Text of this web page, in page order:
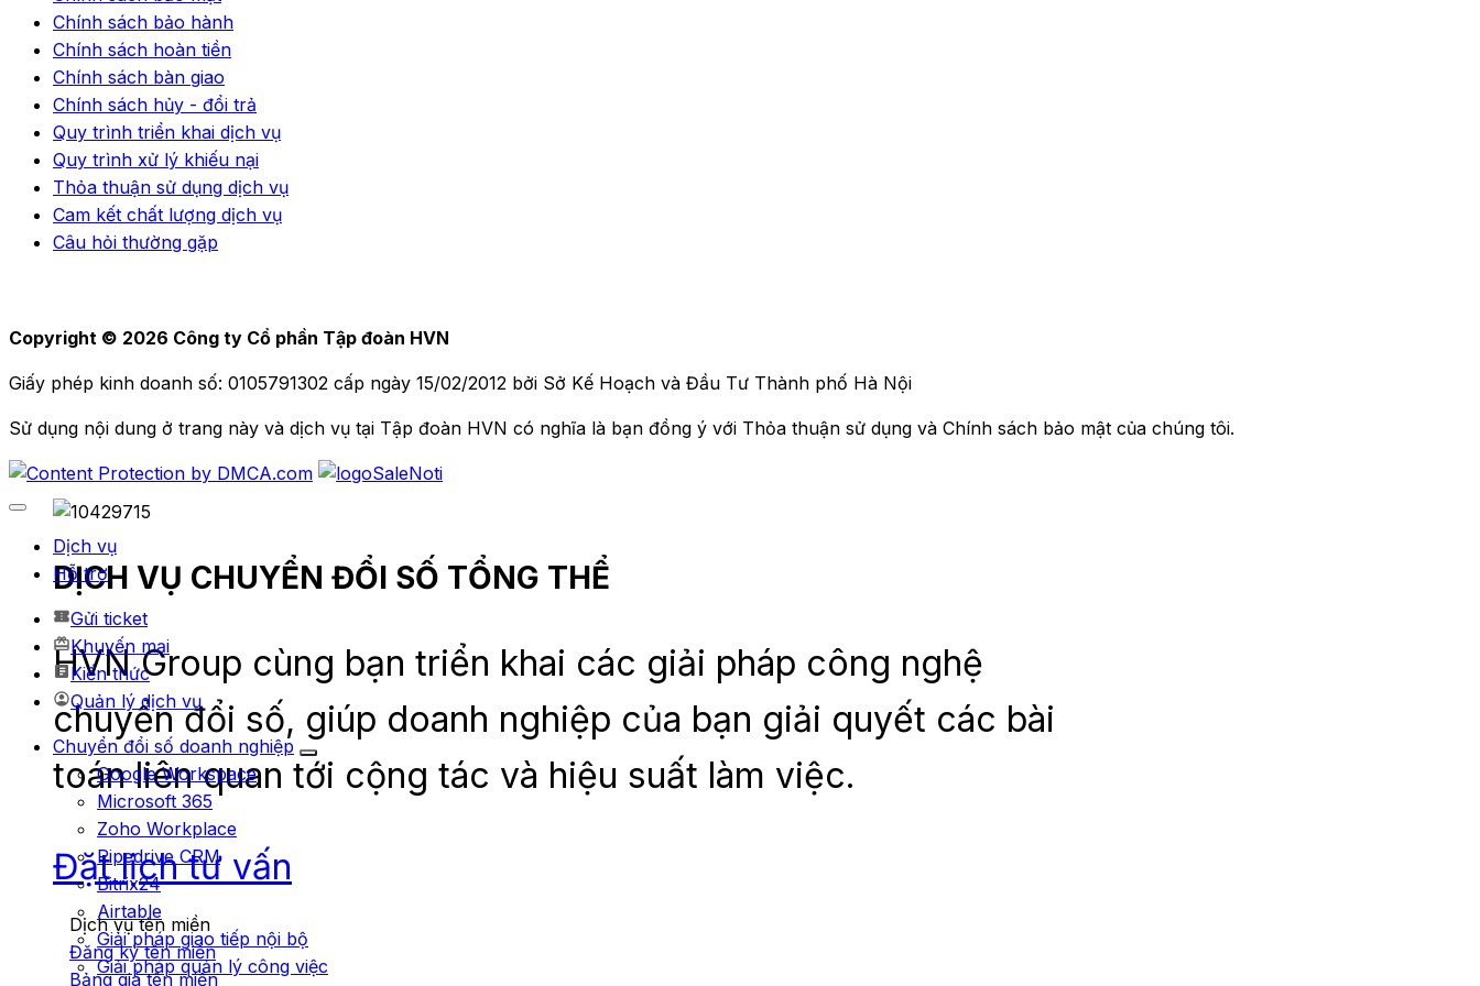
DỊCH VỤ CHUYỂN ĐỔI SỐ TỔNG THỂ
HVN Group cùng bạn triển khai các giải pháp công nghệ
chuyển đổi số, giúp doanh nghiệp của bạn giải quyết các bài
toán liên quan tới cộng tác và hiệu suất làm việc.
Đặt lịch tư vấn
Dịch vụ tên miền
Đăng ký tên miền
Bảng giá tên miền
Chính sách bảo hành
Chính sách hoàn tiền
Chính sách bàn giao
Chính sách hủy - đổi trả
Quy trình triển khai dịch vụ
Quy trình xử lý khiếu nại
Thỏa thuận sử dụng dịch vụ
Cam kết chất lượng dịch vụ
Câu hỏi thường gặp
Copyright © 2026 Công ty Cổ phần Tập đoàn HVN
Giấy phép kinh doanh số: 0105791302 cấp ngày 15/02/2012 bởi Sở Kế Hoạch và Đầu Tư Thành phố Hà Nội
Sử dụng nội dung ở trang này và dịch vụ tại Tập đoàn HVN có nghĩa là bạn đồng ý với Thỏa thuận sử dụng và Chính sách bảo mật của chúng tôi.
Dịch vụ
Hỗ trợ
Gửi ticket
Khuyến mại
Kiến thức
Quản lý dịch vụ
Chuyển đổi số doanh nghiệp
Google Workspace
Microsoft 365
Zoho Workplace
Pipedrive CRM
Bitrix24
Airtable
Giải pháp giao tiếp nội bộ
Giải pháp quản lý công việc